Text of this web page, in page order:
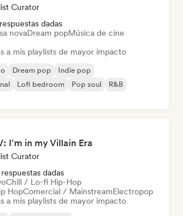
Curator
dadas
novaDream popMúsica de cine
a mis playlists de mayor impacto
Dream pop
Indie pop
Lofi bedroom Pop soul
R&B
I'm in my Villain Era
Curator
dadas
Chill / Lo-fi Hip-Hop
HopComercial / MainstreamElectropop
a mis playlists de mayor impacto